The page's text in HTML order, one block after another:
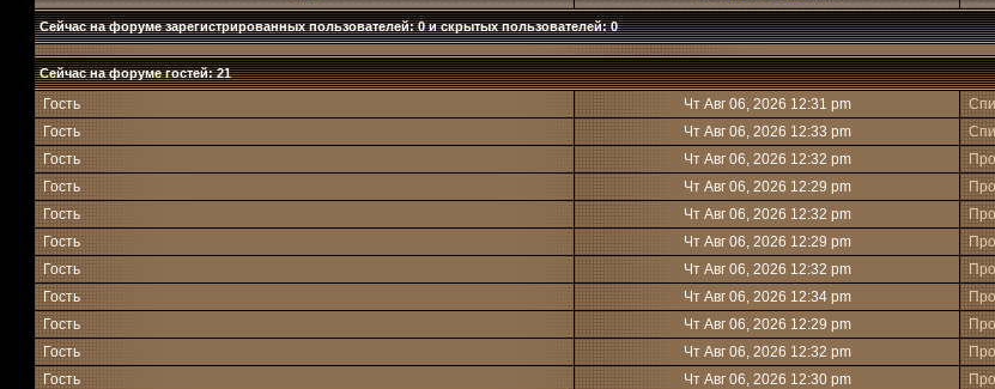
Сейчас на форуме зарегистрированных пользователей: 0 и скрытых пользователей: 0
Сейчас на форуме гостей: 21
Гость Чт Авг 06, 2026 12:31 pm
Гость
Чт Авг 06, 2026 12:33 pm
Гость
Чт Авг 06, 2026 12:32 pm
Гость
Чт Авг 06, 2026 12:29 pm
Гость
Чт Авг 06, 2026 12:32 pm
Гость
Чт Авг 06, 2026 12:29 pm
Гость
Чт Авг 06, 2026 12:32 pm
Гость
Чт Авг 06, 2026 12:34 pm
Гость
Чт Авг 06, 2026 12:29 pm
Гость
Чт Авг 06, 2026 12:32 pm
Гость
Чт Авг 06, 2026 12:30 pm